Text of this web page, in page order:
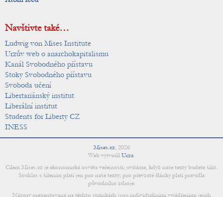
Navštivte také…
Ludwig von Mises Institute
Urzův web o anarchokapitalismu
Kanál Svobodného přístavu
Stoky Svobodného přístavu
Svoboda učení
Libertariánský institut
Liberální institut
Students for Liberty CZ
INESS
Mises.cz, 2026
Web vytvořil Urza.
Cílem Mises.cz je ekonomická osvěta veřejnosti; uvítáme, když naše texty budete šířit.
Souhlas s šířením platí jen pro naše texty; pro převzaté články platí pravidla
původního zdroje.
Názory prezentované na těchto stránkách jsou individuálními vyjádřeními jejich